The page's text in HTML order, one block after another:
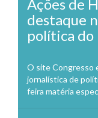
Ações de
destaque
política do
O site Congresso
jornalística de
feira matéria